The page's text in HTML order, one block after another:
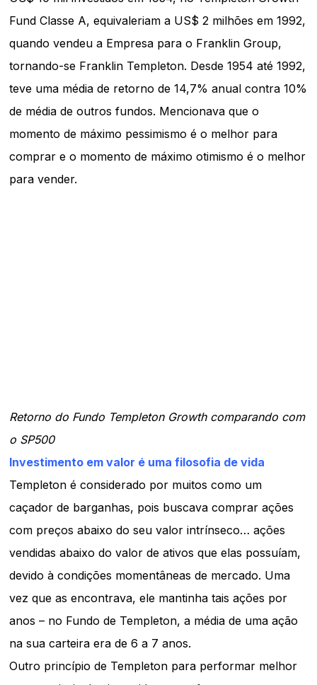
Fund Classe A, equivaleriam a US$ 2 milhões em 1992,
quando vendeu a Empresa para o Franklin Group,
tornando-se Franklin Templeton. Desde 1954 até 1992,
teve uma média de retorno de 14,7% anual contra 10%
de média de outros fundos. Mencionava que o
momento de máximo pessimismo é o melhor para
comprar e o momento de máximo otimismo é o melhor
para vender.
Retorno do Fundo Templeton Growth comparando com
o SP500
Investimento em valor é uma filosofia de vida
Templeton é considerado por muitos como um
caçador de barganhas, pois buscava comprar ações
com preços abaixo do seu valor intrínseco… ações
vendidas abaixo do valor de ativos que elas possuíam,
devido à condições momentâneas de mercado. Uma
vez que as encontrava, ele mantinha tais ações por
anos – no Fundo de Templeton, a média de uma ação
na sua carteira era de 6 a 7 anos.
Outro princípio de Templeton para performar melhor